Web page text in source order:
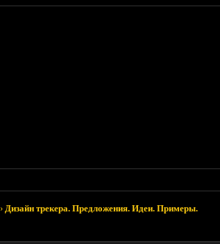
›Дизайн трекера. Предложения. Идеи. Примеры.